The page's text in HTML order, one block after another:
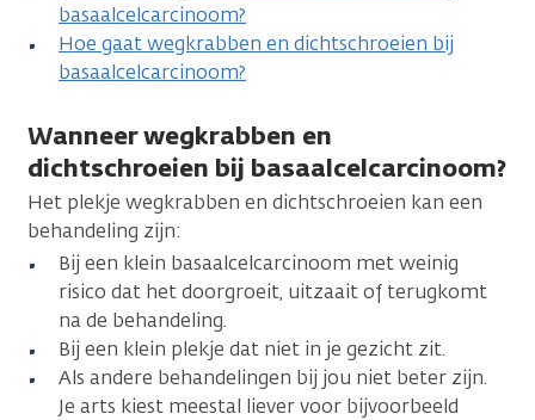
basaalcelcarcinoom?
Hoe gaat wegkrabben en dichtschroeien bij
basaalcelcarcinoom?
Wanneer wegkrabben en
dichtschroeien bij basaalcelcarcinoom?
Het plekje wegkrabben en dichtschroeien kan een
behandeling zijn:
Bij een klein basaalcelcarcinoom met weinig
risico dat het doorgroeit, uitzaait of terugkomt
na de behandeling.
Bij een klein plekje dat niet in je gezicht zit.
Als andere behandelingen bij jou niet beter zijn.
Je arts kiest meestal liever voor bijvoorbeeld